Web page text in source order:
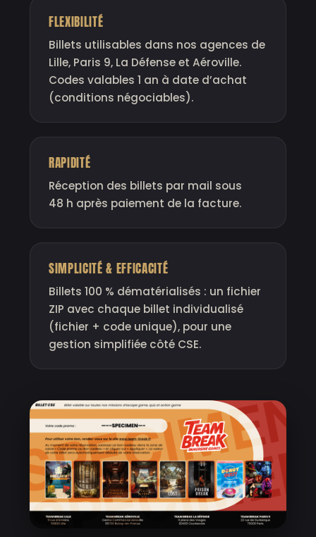
FLEXIBILITÉ
Billets utilisables dans nos agences de
Lille, Paris 9, La Défense et Aéroville.
Codes valables 1 an à date d’achat
(conditions négociables).
RAPIDITÉ
Réception des billets par mail sous
48 h après paiement de la facture.
SIMPLICITÉ & EFFICACITÉ
Billets 100 % dématérialisés : un fichier
ZIP avec chaque billet individualisé
(fichier + code unique), pour une
gestion simplifiée côté CSE.